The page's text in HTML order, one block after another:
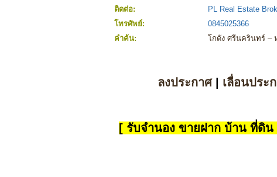
ติดต่อ:
PL Real Estate
โทรศัพย์:
0845025366
คำค้น:
โกดัง ศรีนครินทร์ –
ลงประกาศ| เลื่อนประ
[ รับจำนอง ขายฝาก บ้าน ที่ดิน